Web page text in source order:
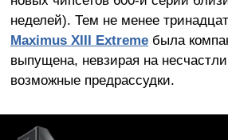
неделей). Тем не менее
Maximus XIII Extremeбыла
выпущена, невзирая на
возможные предрассудки.